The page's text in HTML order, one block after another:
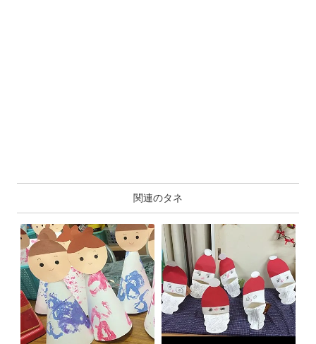
関連のタネ